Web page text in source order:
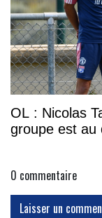
OL : Nicolas
groupe est au
0 commentaire
Laisser un